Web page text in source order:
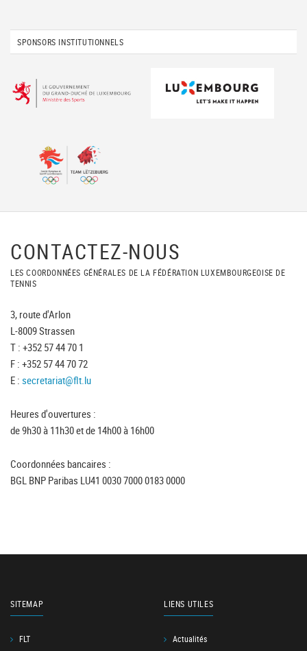
SPONSORS INSTITUTIONNELS
CONTACTEZ-NOUS
LES COORDONNÉES GÉNÉRALES DE LA FÉDÉRATION LUXEMBOURGEOISE DE
TENNIS
3, route d'Arlon
L-8009 Strassen
T : +352 57 44 70 1
F : +352 57 44 70 72
E : secretariat@flt.lu
Heures d'ouvertures :
de 9h30 à 11h30 et de 14h00 à 16h00
Coordonnées bancaires :
BGL BNP Paribas LU41 0030 7000 0183 0000
SITEMAP
FLT
LIENS UTILES
Actualités